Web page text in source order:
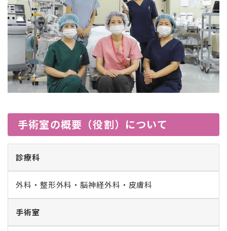
手術室の概要（役割）について
診療科
外科・整形外科・脳神経外科・皮膚科
手術室